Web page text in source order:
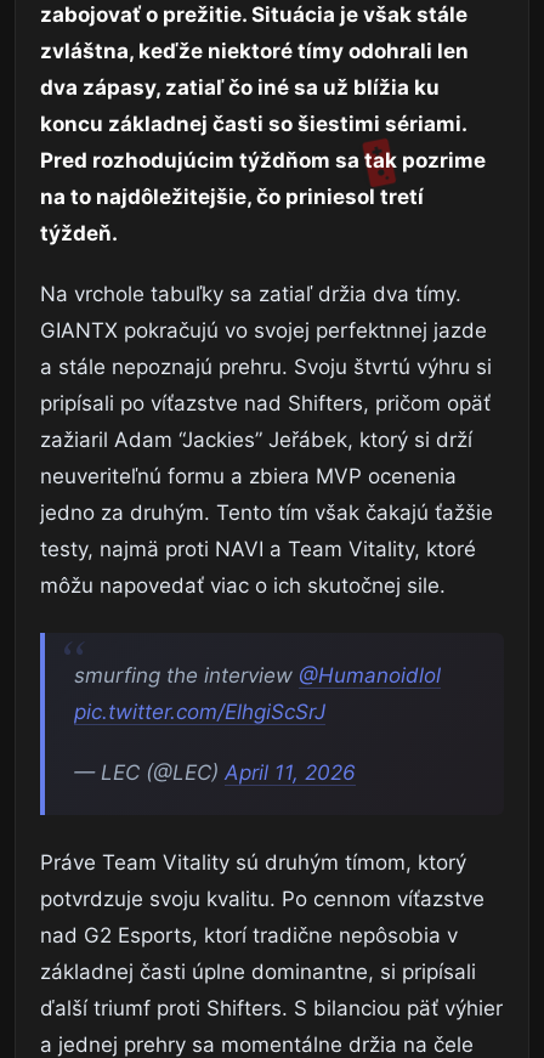
zabojovať o prežitie. Situácia je však stále
zvláštna, keďže niektoré tímy odohrali len
dva zápasy, zatiaľ čo iné sa už blížia ku
koncu základnej časti so šiestimi sériami.
Pred rozhodujúcim týždňom sa tak pozrime
na to najdôležitejšie, čo priniesol tretí
týždeň.
Na vrchole tabuľky sa zatiaľ držia dva tímy.
GIANTX pokračujú vo svojej perfektnnej jazde
a stále nepoznajú prehru. Svoju štvrtú výhru si
pripísali po víťazstve nad Shifters, pričom opäť
zažiaril Adam “Jackies” Jeřábek, ktorý si drží
neuveriteľnú formu a zbiera MVP ocenenia
jedno za druhým. Tento tím však čakajú ťažšie
testy, najmä proti NAVI a Team Vitality, ktoré
môžu napovedať viac o ich skutočnej sile.
smurfing the interview @Humanoidlol
pic.twitter.com/ElhgiScSrJ
— LEC (@LEC) April 11, 2026
Práve Team Vitality sú druhým tímom, ktorý
potvrdzuje svoju kvalitu. Po cennom víťazstve
nad G2 Esports, ktorí tradične nepôsobia v
základnej časti úplne dominantne, si pripísali
ďalší triumf proti Shifters. S bilanciou päť výhier
a jednej prehry sa momentálne držia na čele